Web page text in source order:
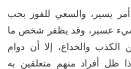
يسير، والسعي للفوز بحب
شيء عسير، وقد يظفر شخص ما
الكذب والخداع، إلا أن دوام
ظل أفراد منهم متعلقين به